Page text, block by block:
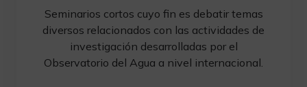
Seminarios cortos cuyo fin es debatir temas
diversos relacionados con las actividades de
investigación desarrolladas por el
Observatorio del Agua a nivel internacional.